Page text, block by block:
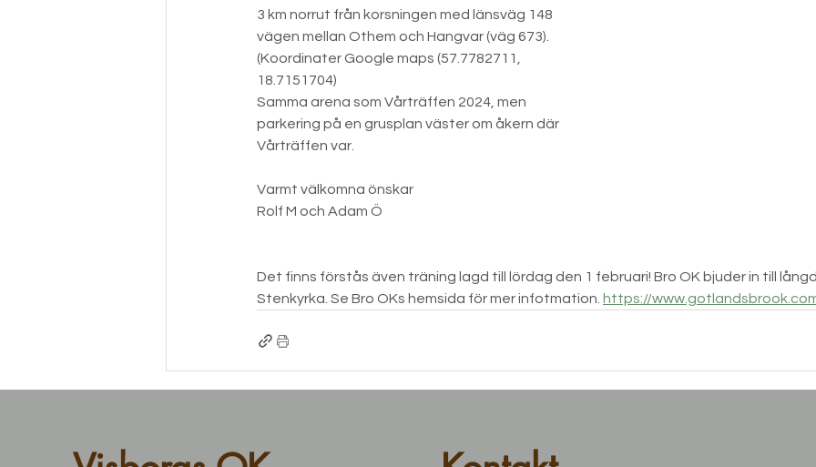
3 km norrut från korsningen med länsväg 148
vägen mellan Othem och Hangvar (väg 673).
(Koordinater Google maps (57.7782711,
18.7151704)
Samma arena som Vårträffen 2024, men
parkering på en grusplan väster om åkern där
Vårträffen var.
Varmt välkomna önskar
Rolf M och Adam Ö
Det finns förstås även träning lagd till lördag den 1 februari! Bro OK bjuder in till
Stenkyrka. Se Bro OKs hemsida för mer infotmation. https://